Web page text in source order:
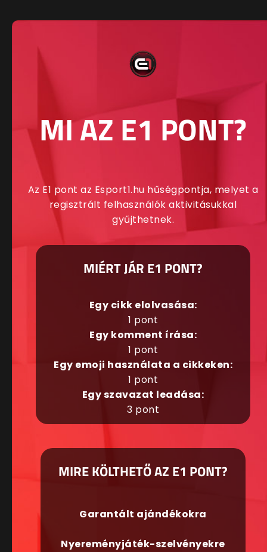
MI AZ E1 PONT?
Az E1 pont az Esport1.hu hűségpontja, melyet a
regisztrált felhasználók aktivitásukkal
gyűjthetnek.
MIÉRT JÁR E1 PONT?
Egy cikk elolvasása:
1 pont
Egy komment írása:
1 pont
Egy emoji használata a cikkeken:
1 pont
Egy szavazat leadása:
3 pont
MIRE KÖLTHETŐ AZ E1 PONT?
Garantált ajándékokra
Nyereményjáték-szelvényekre